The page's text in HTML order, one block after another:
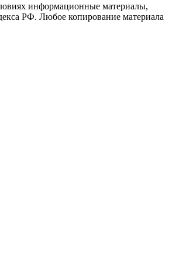
информационные материалы,
РФ. Любое копирование материала